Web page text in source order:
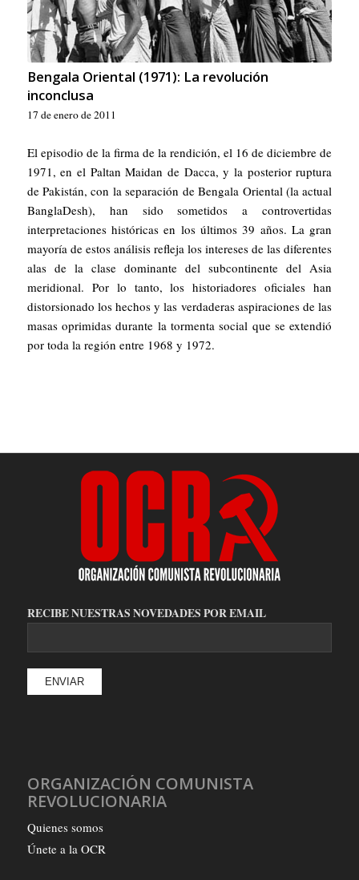
Bengala Oriental (1971): La revolución
inconclusa
17 de enero de 2011
El episodio de la firma de la rendición, el 16 de diciembre de
1971, en el Paltan Maidan de Dacca, y la posterior ruptura
de Pakistán, con la separación de Bengala Oriental (la actual
BanglaDesh), han sido sometidos a controvertidas
interpretaciones históricas en los últimos 39 años. La gran
mayoría de estos análisis refleja los intereses de las diferentes
alas de la clase dominante del subcontinente del Asia
meridional. Por lo tanto, los historiadores oficiales han
distorsionado los hechos y las verdaderas aspiraciones de las
masas oprimidas durante la tormenta social que se extendió
por toda la región entre 1968 y 1972.
RECIBE NUESTRAS NOVEDADES POR EMAIL
ORGANIZACIÓN COMUNISTA
REVOLUCIONARIA
Quienes somos
Únete a la OCR